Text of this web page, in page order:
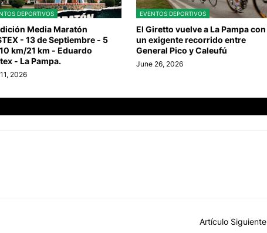
DEPORTIVOS
Media Maratón
- 13 de Septiembre - 5
km/21 km - Eduardo
- La Pampa.
2026
EVENTOS DEPORTIVOS
El Giretto vuelve a La Pampa con
un exigente recorrido entre
General Pico y Caleufú
June 26, 2026
Artículo Siguiente